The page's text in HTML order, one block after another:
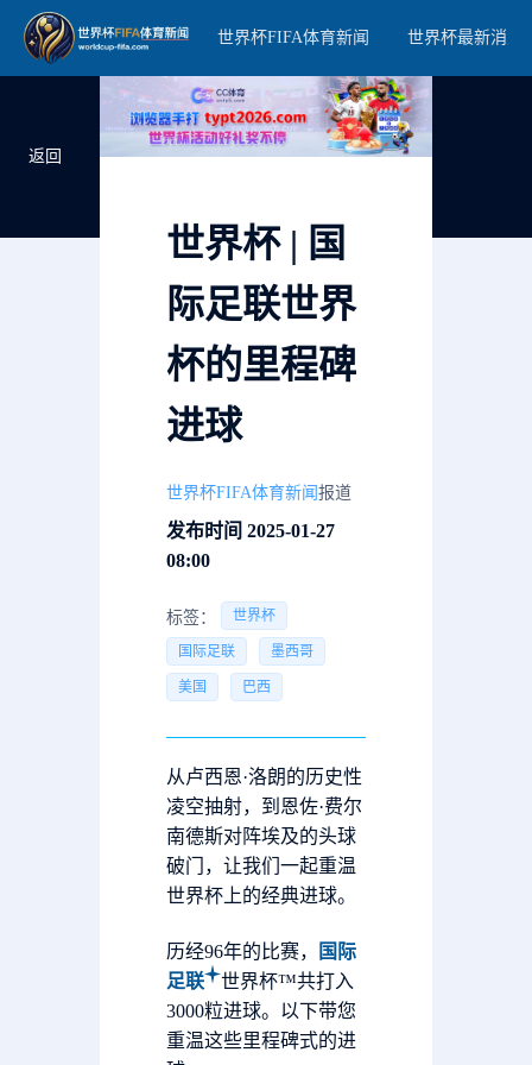
世界杯FIFA体育新闻 世界杯最新消息
返回
世界杯 | 国
际足联世界
杯的里程碑
进球
世界杯FIFA体育新闻 报道
发布时间 2025-01-27
08:00
标签： 世界杯
国际足联 墨西哥
美国 巴西
从卢西恩·洛朗的历史性
凌空抽射，到恩佐·费尔
南德斯对阵埃及的头球
破门，让我们一起重温
世界杯上的经典进球。
历经96年的比赛，
国际
足联
世界杯™共打入
3000粒进球。以下带您
重温这些里程碑式的进